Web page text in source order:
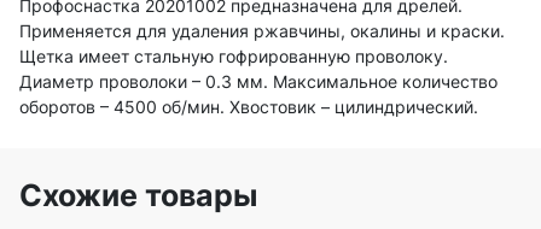
Профоснастка 20201002 предназначена для дрелей.
Применяется для удаления ржавчины, окалины и краски.
Щетка имеет стальную гофрированную проволоку.
Диаметр проволоки – 0.3 мм. Максимальное количество
оборотов – 4500 об/мин. Хвостовик – цилиндрический.
Схожие товары